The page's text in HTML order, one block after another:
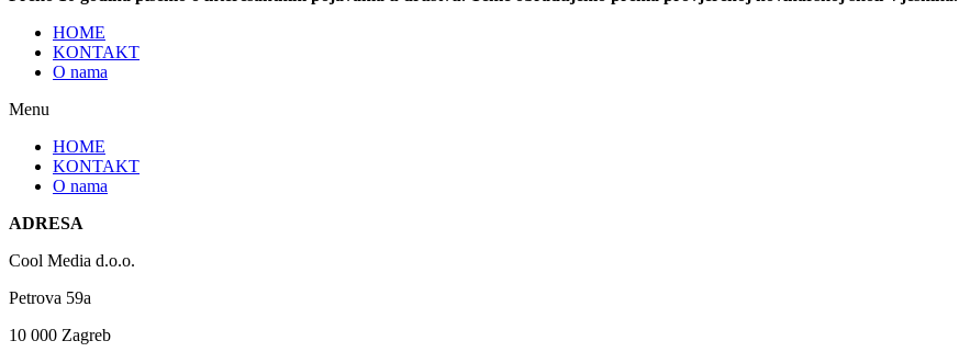
HOME
KONTAKT
O nama
Menu
HOME
KONTAKT
O nama
ADRESA
Cool Media d.o.o.
Petrova 59a
10 000 Zagreb